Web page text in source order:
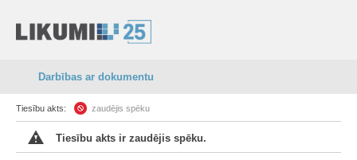
Darbības ar dokumentu
Tiesību akts: zaudējis spēku
Tiesību akts ir zaudējis spēku.